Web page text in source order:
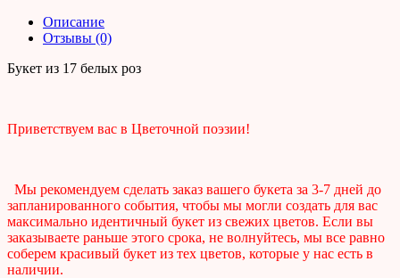
Описание
Отзывы (0)
Букет из 17 белых роз
Приветствуем вас в Цветочной поэзии!
Мы рекомендуем сделать заказ вашего букета за 3-7 дней до
запланированного события, чтобы мы могли создать для вас
максимально идентичный букет из свежих цветов. Если вы
заказываете раньше этого срока, не волнуйтесь, мы все равно
соберем красивый букет из тех цветов, которые у нас есть в
наличии.